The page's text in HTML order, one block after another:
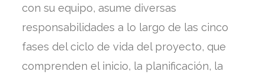
con su equipo, asume diversas
responsabilidades a lo largo de las cinco
fases del ciclo de vida del proyecto, que
comprenden el inicio, la planificación, la